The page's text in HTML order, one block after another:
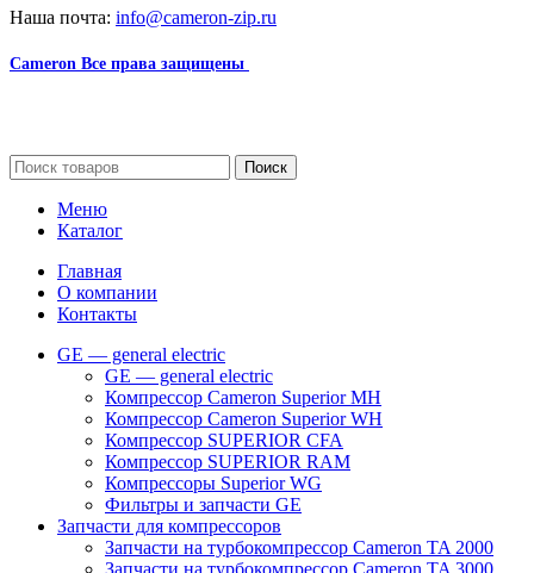
Наша почта: info@cameron-zip.ru
Cameron Все права защищены
Поиск
Меню
Каталог
Главная
О компании
Контакты
GE — general electric
GE — general electric
Компрессор Cameron Superior MH
Компрессор Cameron Superior WH
Компрессор SUPERIOR CFA
Компрессор SUPERIOR RAM
Компрессоры Superior WG
Фильтры и запчасти GE
Запчасти для компрессоров
Запчасти на турбокомпрессор Cameron TA 2000
Запчасти на турбокомпрессор Cameron TA 3000